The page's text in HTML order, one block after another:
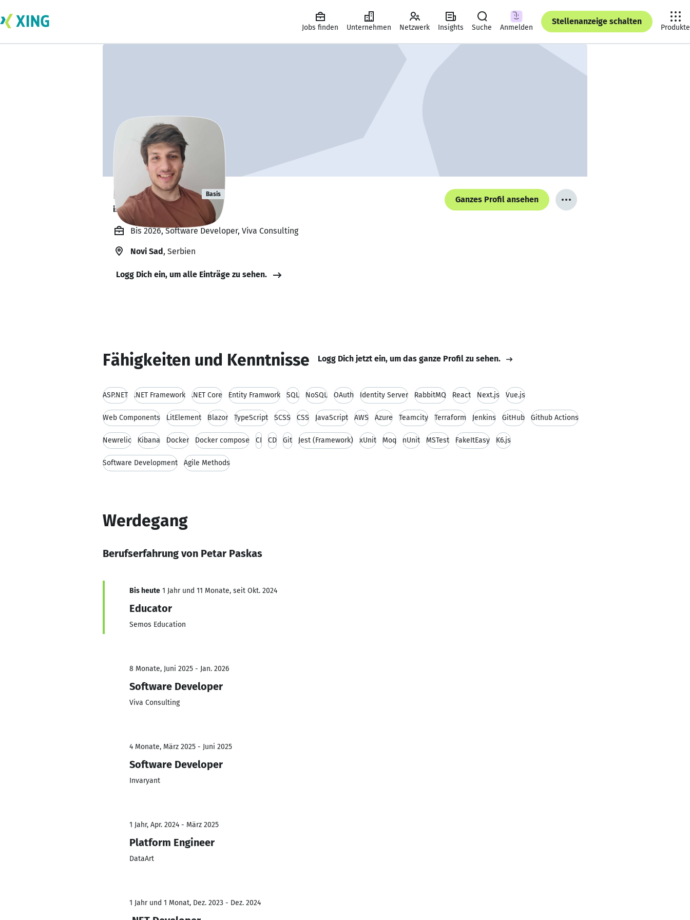
Jobs finden Unternehmen Netzwerk Insights Suche Anmelden
Stellenanzeige schalten
Produkte
Petar Paskas Basis
is available. ✅
Ganzes Profil ansehen
Bis 2026, Software Developer, Viva Consulting
Novi Sad, Serbien
Logg Dich ein, um alle Einträge zu sehen.
Fähigkeiten und Kenntnisse Logg Dich jetzt ein, um das ganze Profil zu sehen.
ASP.NET .NET Framework .NET Core Entity Framwork SQL NoSQL OAuth Identity Server RabbitMQ React Next.js Vue.js
Web Components LitElement Blazor TypeScript SCSS CSS JavaScript AWS Azure Teamcity Terraform Jenkins GitHub Github Actions
Newrelic Kibana Docker Docker compose CI CD Git Jest (Framework) xUnit Moq nUnit MSTest FakeItEasy K6.js
Software Development Agile Methods
Werdegang
Berufserfahrung von Petar Paskas
Bis heute 1 Jahr und 11 Monate, seit Okt. 2024
Educator
Semos Education
8 Monate, Juni 2025 - Jan. 2026
Software Developer
Viva Consulting
4 Monate, März 2025 - Juni 2025
Software Developer
Invaryant
1 Jahr, Apr. 2024 - März 2025
Platform Engineer
DataArt
1 Jahr und 1 Monat, Dez. 2023 - Dez. 2024